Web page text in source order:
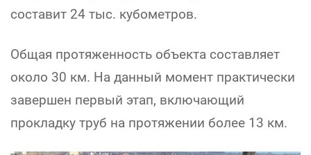
составит 24 тыс. кубометров.
Общая протяженность объекта составляет
около 30 км. На данный момент практически
завершен первый этап, включающий
прокладку труб на протяжении более 13 км.